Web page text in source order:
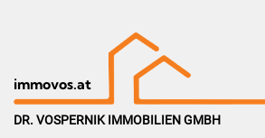
immovos.at
DR. VOSPERNIK IMMOBILIEN GMBH